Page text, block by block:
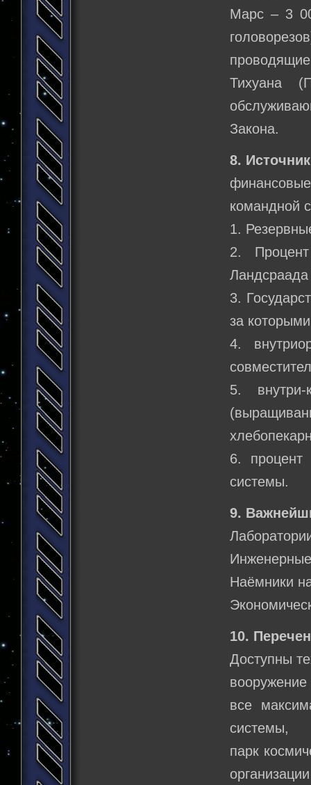
Марс – 3
Тихуана
Закона.
8.
командной
1.
2.
Ландсраада
3.
за
4.
5.
6. процент
системы.
9.
Наёмники
10.
Доступны
все
системы,
парк
организации